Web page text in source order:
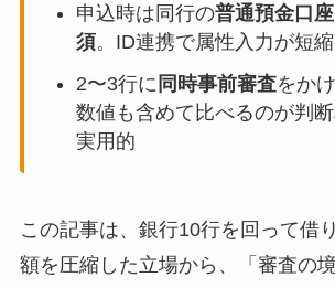
申込時は同行の普通預金口
須。ID連携で属性入力が短
2〜3行に 同時事前審査をか
数値も含めて比べるのが判
実用的
この記事は、銀行10行を回って借
額を圧縮した立場から、「審査の